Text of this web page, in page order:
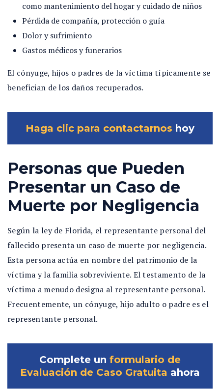
como mantenimiento del hogar y cuidado de niños
Pérdida de compañía, protección o guía
Dolor y sufrimiento
Gastos médicos y funerarios
El cónyuge, hijos o padres de la víctima típicamente se
benefician de los daños recuperados.
Haga clic para contactarnos hoy
Personas que Pueden
Presentar un Caso de
Muerte por Negligencia
Según la ley de Florida, el representante personal del
fallecido presenta un caso de muerte por negligencia.
Esta persona actúa en nombre del patrimonio de la
víctima y la familia sobreviviente. El testamento de la
víctima a menudo designa al representante personal.
Frecuentemente, un cónyuge, hijo adulto o padre es el
representante personal.
Complete un formulario de
Evaluación de Caso Gratuita ahora